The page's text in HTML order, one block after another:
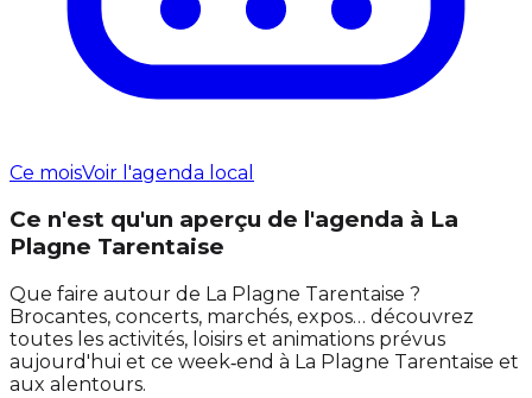
Ce moisVoir l'agenda local
Ce n'est qu'un aperçu de l'agenda à La
Plagne Tarentaise
Que faire autour de La Plagne Tarentaise ?
Brocantes, concerts, marchés, expos… découvrez
toutes les activités, loisirs et animations prévus
aujourd'hui et ce week‑end à La Plagne Tarentaise et
aux alentours.